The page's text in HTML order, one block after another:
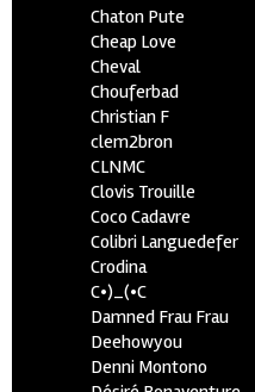
Chaton Pute
Cheap Love
Cheval
Chouferbad
Christian F
clem2bron
CLNMC
Clovis Trouille
Coco Cadavre
Colibri Languedefer
Crodina
C•)_(•C
Damned Frau Frau
Deehowyou
Denni Montono